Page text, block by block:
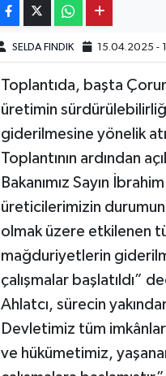
SELDA FINDIK 15.04.2025 -
Toplantıda, başta
üretimin
giderilmesine yönelik
Toplantının ardından
Bakanımız Sayın
üreticilerimizin
olmak üzere etkilenen
mağduriyetlerin
çalışmalar başlatıldı”
Ahlatcı, sürecin
Devletimiz tüm
ve hükümetimiz,